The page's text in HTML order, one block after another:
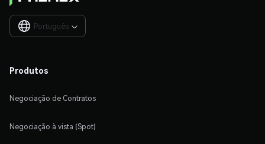
Português 
Produtos
Negociação de Contratos
Negociação à vista (Spot)